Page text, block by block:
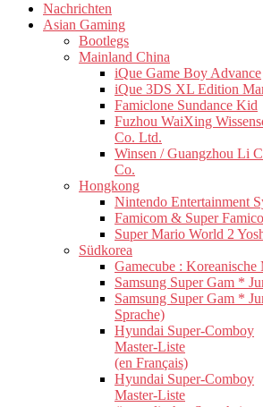
Nachrichten
Asian Gaming
Bootlegs
Mainland China
iQue Game Boy Advance
iQue 3DS XL Edition
Famiclone Sundance Kid
Fuzhou WaiXing
Co. Ltd.
Winsen / Guangzhou Li
Co.
Hongkong
Nintendo Entertainment
Famicom & Super
Super Mario World 2
Südkorea
Gamecube : Koreanische
Samsung Super Gam *
Samsung Super Gam *
Sprache)
Hyundai Super-Comboy
Master-Liste
(en Français)
Hyundai Super-Comboy
Master-Liste